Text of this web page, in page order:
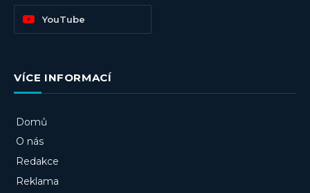
YouTube
VÍCE INFORMACÍ
Domů
O nás
Redakce
Reklama